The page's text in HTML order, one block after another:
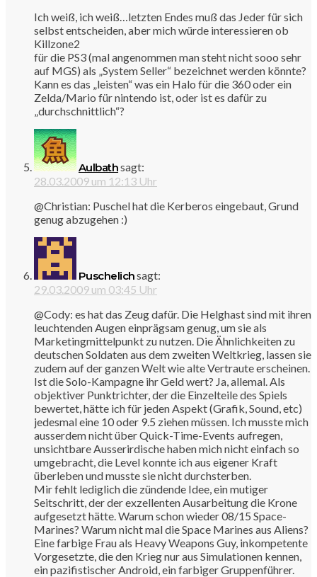
Ich weiß, ich weiß…letzten Endes muß das Jeder für sich
selbst entscheiden, aber mich würde interessieren ob
Killzone2
für die PS3 (mal angenommen man steht nicht sooo sehr
auf MGS) als „System Seller“ bezeichnet werden könnte?
Kann es das „leisten“ was ein Halo für die 360 oder ein
Zelda/Mario für nintendo ist, oder ist es dafür zu
„durchschnittlich“?
Aulbathsagt:
28.03.2009 um 12:13 Uhr
@Christian: Puschel hat die Kerberos eingebaut, Grund
genug abzugehen :)
Puschelichsagt:
29.03.2009 um 03:45 Uhr
@Cody: es hat das Zeug dafür. Die Helghast sind mit ihren
leuchtenden Augen einprägsam genug, um sie als
Marketingmittelpunkt zu nutzen. Die Ähnlichkeiten zu
deutschen Soldaten aus dem zweiten Weltkrieg, lassen sie
zudem auf der ganzen Welt wie alte Vertraute erscheinen.
Ist die Solo-Kampagne ihr Geld wert? Ja, allemal. Als
objektiver Punktrichter, der die Einzelteile des Spiels
bewertet, hätte ich für jeden Aspekt (Grafik, Sound, etc)
jedesmal eine 10 oder 9.5 ziehen müssen. Ich musste mich
ausserdem nicht über Quick-Time-Events aufregen,
unsichtbare Ausserirdische haben mich nicht einfach so
umgebracht, die Level konnte ich aus eigener Kraft
überleben und musste sie nicht durchsterben.
Mir fehlt lediglich die zündende Idee, ein mutiger
Seitschritt, der der exzellenten Ausarbeitung die Krone
aufgesetzt hätte. Warum schon wieder 08/15 Space-
Marines? Warum nicht mal die Space Marines aus Aliens?
Eine farbige Frau als Heavy Weapons Guy, inkompetente
Vorgesetzte, die den Krieg nur aus Simulationen kennen,
ein pazifistischer Android, ein farbiger Gruppenführer.